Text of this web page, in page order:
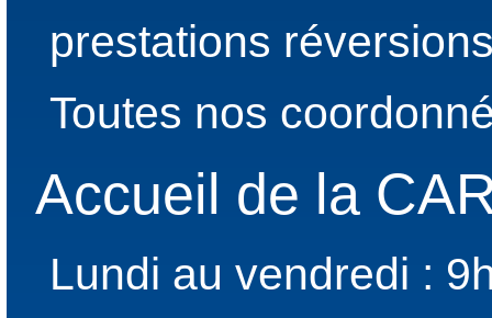
prestations
Toutes nos
Accueil de la
Lundi au vendredi :